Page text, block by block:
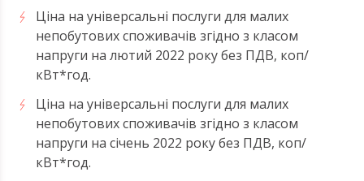
Ціна на універсальні послуги для малих
непобутових споживачів згідно з класом
напруги на лютий 2022 року без ПДВ, коп/
кВт*год.
Ціна на універсальні послуги для малих
непобутових споживачів згідно з класом
напруги на січень 2022 року без ПДВ, коп/
кВт*год.